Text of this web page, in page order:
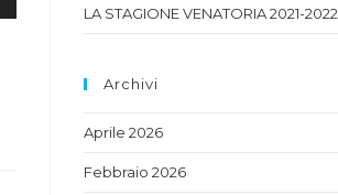
LA STAGIONE VENATORIA 2021-2022
Archivi
Aprile 2026
Febbraio 2026